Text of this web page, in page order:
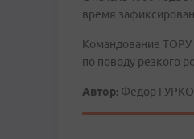
время
Командование ТОРУ
по поводу резкого
Автор: Федор